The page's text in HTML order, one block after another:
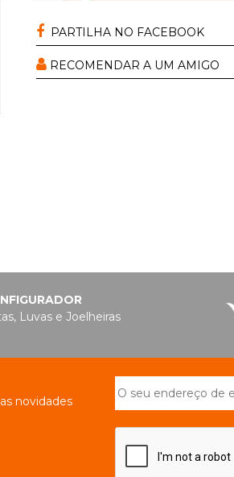
PARTILHA NO FACEBOOK
RECOMENDAR A UM AMIGO
Luvas e Joelheiras
novidades